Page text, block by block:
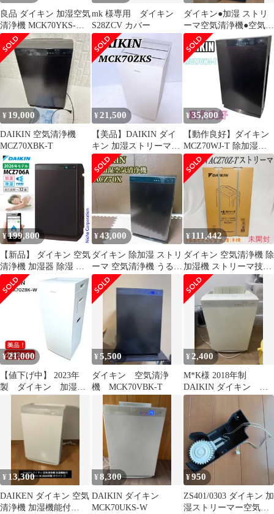
良品 ダイキン 加湿空気
清浄機 MCK70YKS-W
ストリーマ DAIKIN
mk 様専用 ダイキン
S28ZCV カバー
ダイキン●加湿 ストリ
ーマ空気清浄機●空気清
浄31畳まで●MCK70Z
¥ 19,000
DAIKIN 空気清浄機
MCZ70XBK-T
¥21,500
【美品】DAIKIN ダイ
キン 加湿ストリーマ空
気清浄機 MCK70ZKS-
W
¥35,800
【動作良好】ダイキン
MCZ70WJ-T 除加湿空
気清浄機 うるるとさ
らら
¥199,800
【新品】 ダイキン 空気
清浄機 加湿器 除湿 花
粉対策 MCZ706A スト
リーマ うるるとさらら
部屋干し ペット ウイル
ス 菌 PM2.5 2026年モデ
¥43,000
ダイキン 除加湿 ストリ
ーマ 空気清浄機 うるる
とさらら ACZ70X-T
¥ 111,442
ダイキン 空気清浄機 除
加湿機 ストリーマ技術
ACZ70Z-T 未開封 高性
能モデル 静音設計 湿度
コントロール 希少品
入手困難
¥21,000
【値下げ中】 2023年
製 ダイキン 加湿空
¥5,500
ダイキン 空気清浄
機 MCK70VBK-T
¥ 2,400
M*K様 2018年制
DAIKIN ダイキン
MCK70U-W 空気清浄機
¥ 13,300
DAIKEN ダイキン 空気
清浄機 加湿機能付
¥8,300
DAIKIN ダイキン
MCK70UKS-W
¥950
ZS401/0303 ダイキン 加
湿ストリーマー空気洗